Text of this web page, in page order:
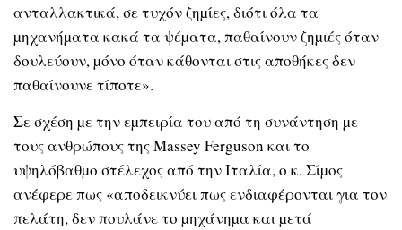
ανταλλακτικά, σε τυχόν ζηµίες, διότι όλα τα
µηχανήµατα κακά τα ψέµατα, παθαίνουν ζηµιές όταν
δουλεύουν, µόνο όταν κάθονται στις αποθήκες δεν
παθαίνουνε τίποτε».
Σε σχέση µε την εµπειρία του από τη συνάντηση µε
τους ανθρώπους της Massey Ferguson και το
υψηλόβαθµο στέλεχος από την Ιταλία, ο κ. Σίµος
ανέφερε πως «αποδεικνύει πως ενδιαφέρονται για τον
πελάτη, δεν πουλάνε το µηχάνηµα και µετά